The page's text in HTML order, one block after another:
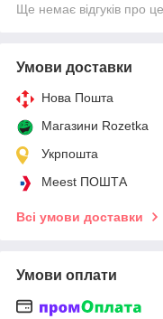
Ще немає відгуків про
Умови доставки
Нова Пошта
Магазини Rozetka
Укрпошта
Meest ПОШТА
Всі умови доставки
Умови оплати